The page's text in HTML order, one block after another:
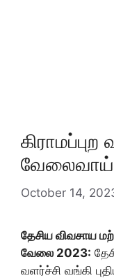
October 14,
தேசிய விவசாய
வேலை 2023:
வளர்ச்சி வங்கி